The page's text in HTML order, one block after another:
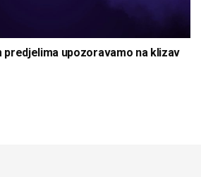
predjelima upozoravamo na klizav